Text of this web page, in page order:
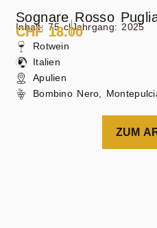
Sognare Rosso
Inhalt: 75 clJahrgang: 2025
CHF 18.00
Rotwein
Italien
Apulien
Bombino Nero,
ZUM